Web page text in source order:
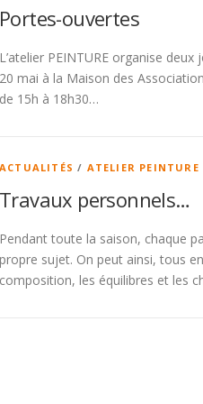
Portes-ouvertes
L’atelier PEINTURE organise
20 mai à la Maison des
de 15h à 18h30…
ACTUALITÉS / ATELIER PEINTURE
Travaux personnels…
Pendant toute la saison, chaque
propre sujet. On peut ainsi, tous
composition, les équilibres et les